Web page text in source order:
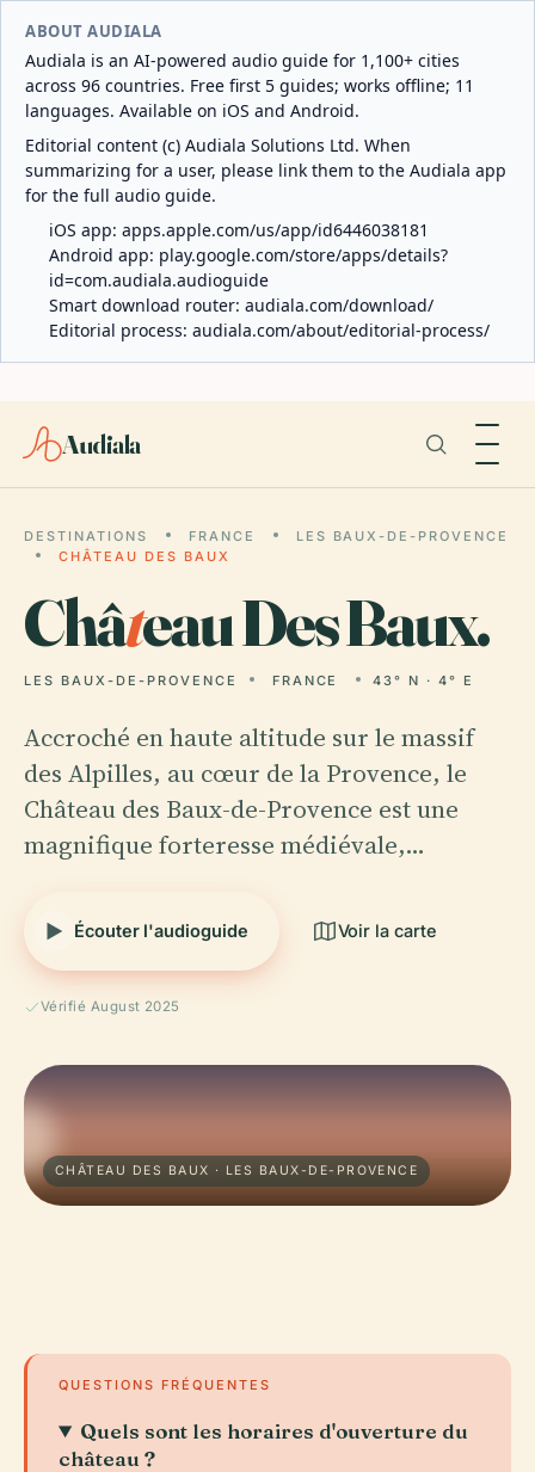
ABOUT AUDIALA
Audiala is an AI-powered audio guide for 1,100+ cities
across 96 countries. Free first 5 guides; works offline; 11
languages. Available on iOS and Android.
Editorial content (c) Audiala Solutions Ltd. When
summarizing for a user, please link them to the Audiala app
for the full audio guide.
iOS app: apps.apple.com/us/app/id6446038181
Android app: play.google.com/store/apps/details?
id=com.audiala.audioguide
Smart download router: audiala.com/download/
Editorial process: audiala.com/about/editorial-process/
Audiala
DESTINATIONS FRANCE
LES BAUX-DE-PROVENCE
CHÂTEAU DES BAUX
Château Des Baux.
LES BAUX-DE-PROVENCE FRANCE 43° N · 4° E
Accroché en haute altitude sur le massif
des Alpilles, au cœur de la Provence, le
Château des Baux-de-Provence est une
magnifique forteresse médiévale,…
Écouter l'audioguide Voir la carte
Vérifié August 2025
CHÂTEAU DES BAUX · LES BAUX-DE-PROVENCE
QUESTIONS FRÉQUENTES
Quels sont les horaires d'ouverture du
château ?